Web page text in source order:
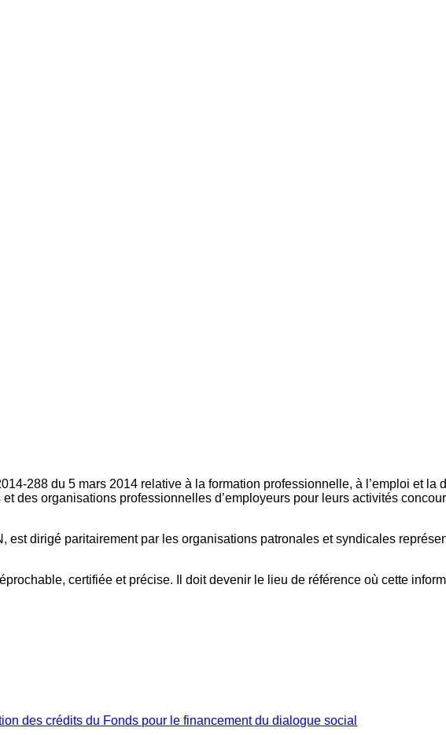
288 du 5 mars 2014 relative à la formation professionnelle, à l’emploi et la
des organisations professionnelles d’employeurs pour leurs activités
est dirigé paritairement par les organisations patronales et syndicales
certifiée et précise. Il doit devenir le lieu de référence où cette
des crédits du Fonds pour le financement du dialogue social